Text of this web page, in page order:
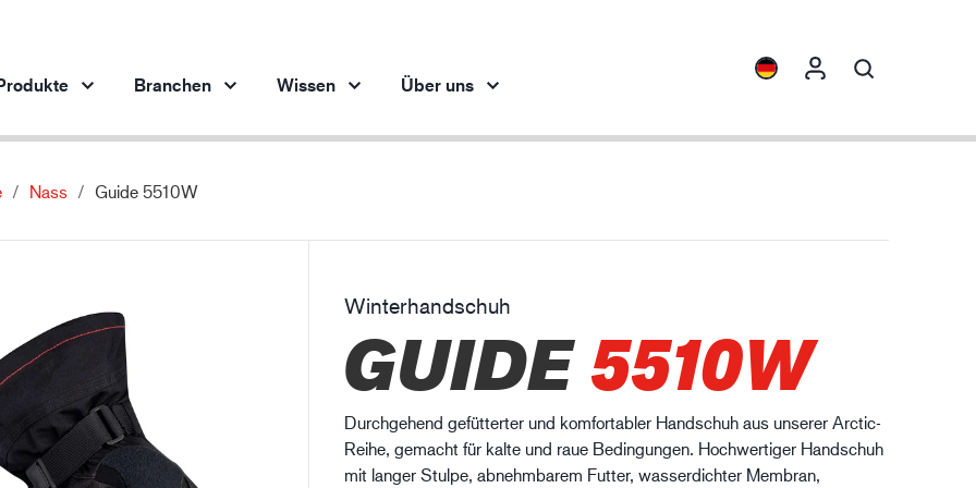
Maschinenbau
Erdöl- und Gasindustrie
Baugewerbe
Logistik
HXFIBR™
SPARX™
XLNT™
XTRM™
Branchen
Stahlindustrie Maschinenbau
Wissen Über uns
Nass Guide 5510W
Winterhandschuh
GUIDE5510W
Durchgehend gefütterter und komfortabler Handschuh aus unserer Arctic-
Reihe, gemacht für kalte und raue Bedingungen. Hochwertiger Handschuh
mit langer Stulpe, abnehmbarem Futter, wasserdichter Membran,